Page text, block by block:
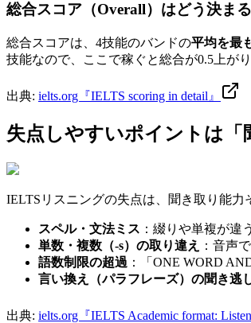
総合スコア（Overall）はどう決ま
総合スコアは、4技能のバンドの平均を最
技能なので、ここで稼ぐと総合が0.5上が
出典: ielts.org『IELTS scoring in detail』
失点しやすいポイントは「
IELTSリスニングの失点は、聞き取り能力
スペル・文法ミス ：綴りや単複が違
単数・複数（-s）の取り違え
：音声
語数制限の超過 ：「ONE WORD
言い換え（パラフレーズ）の聞き逃
出典: ielts.org『IELTS Academic format: